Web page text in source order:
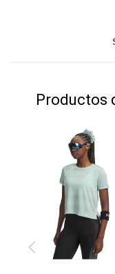
Productos